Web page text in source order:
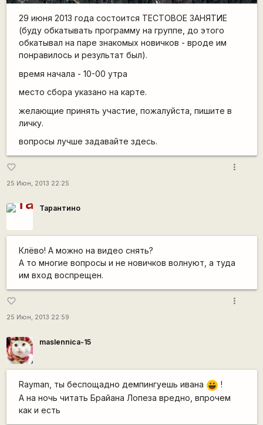
29 июня 2013 года состоится ТЕСТОВОЕ ЗАНЯТИЕ
(буду обкатывать программу на группе, до этого
обкатывал на паре знакомых новичков - вроде им
понравилось и результат был).
время начала - 10-00 утра
место сбора указано на карте.
желающие принять участие, пожалуйста, пишите в
личку.
вопросы лучше задавайте здесь.
favorite_border
25 Июн, 2013 22:25
more_vert
Тарантино
Клёво! А можно на видео снять?
А то многие вопросы и не новичков волнуют, а туда
им вход воспрещен.
favorite_border
25 Июн, 2013 22:59
more_vert
maslennica-15
Rаyman, ты беспощадно демпингуешь ивана |-)) !
А на ночь читать Брайана Лопеза вредно, впрочем
как и есть